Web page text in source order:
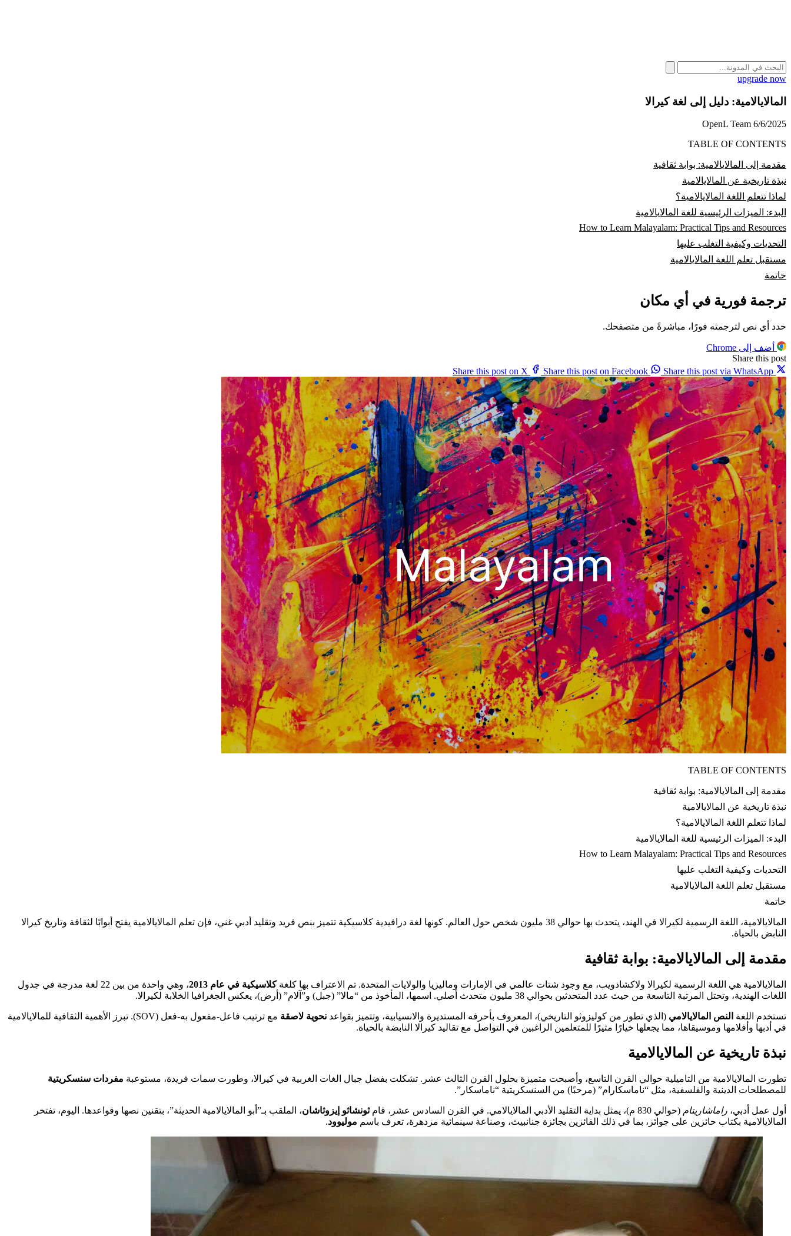
upgrade now
المالايالامية: دليل إلى لغة كيرالا
OpenL Team 6/6/2025
TABLE OF CONTENTS
مقدمة إلى المالايالامية: بوابة ثقافية
نبذة تاريخية عن المالايالامية
لماذا تتعلم اللغة المالايالامية؟
البدء: الميزات الرئيسية للغة المالايالامية
How to Learn Malayalam: Practical Tips and Resources
التحديات وكيفية التغلب عليها
مستقبل تعلم اللغة المالايالامية
خاتمة
ترجمة فورية في أي مكان
حدد أي نص لترجمته فورًا، مباشرةً من متصفحك.
أضف إلى Chrome
Share this post
Share this post on X
Share this post on Facebook Share this post via WhatsApp
TABLE OF CONTENTS
مقدمة إلى المالايالامية: بوابة ثقافية
نبذة تاريخية عن المالايالامية
لماذا تتعلم اللغة المالايالامية؟
البدء: الميزات الرئيسية للغة المالايالامية
How to Learn Malayalam: Practical Tips and Resources
التحديات وكيفية التغلب عليها
مستقبل تعلم اللغة المالايالامية
خاتمة
المالايالامية، اللغة الرسمية لكيرالا في الهند، يتحدث بها حوالي 38 مليون شخص حول العالم. كونها لغة درافيدية كلاسيكية تتميز بنص فريد وتقليد أدبي غني، فإن تعلم المالايالامية يفتح أبوابًا لثقافة وتاريخ كيرالا
النابض بالحياة.
مقدمة إلى المالايالامية: بوابة ثقافية
المالايالامية هي اللغة الرسمية لكيرالا ولاكشادويب، مع وجود شتات عالمي في الإمارات وماليزيا والولايات المتحدة. تم الاعتراف بها كلغةكلاسيكية في عام 2013
، وهي واحدة من بين 22 لغة مدرجة في جدول
اللغات الهندية، وتحتل المرتبة التاسعة من حيث عدد المتحدثين بحوالي 38 مليون متحدث أصلي. اسمها، المأخوذ من “مالا” (جبل) و”آلام” (أرض)، يعكس الجغرافيا الخلابة لكيرالا.
تستخدم اللغة النص المالايالامي (الذي تطور من كوليزوثو التاريخي)، المعروف بأحرفه المستديرة والانسيابية، وتتميز بقواعد نحوية لاصقة
مع ترتيب فاعل-مفعول به-فعل (SOV). تبرز الأهمية الثقافية للمالايالامية
في أدبها وأفلامها وموسيقاها، مما يجعلها خيارًا مثيرًا للمتعلمين الراغبين في التواصل مع تقاليد كيرالا النابضة بالحياة.
نبذة تاريخية عن المالايالامية
تطورت المالايالامية من التاميلية حوالي القرن التاسع، وأصبحت متميزة بحلول القرن الثالث عشر. تشكلت بفضل جبال الغات الغربية في كيرالا، وطورت سمات فريدة، مستوعبة مفردات سنسكريتية
للمصطلحات الدينية والفلسفية، مثل “ناماسكارام” (مرحبًا) من السنسكريتية “ناماسكار”.
أول عمل أدبي، راماشاريتام (حوالي 830 م)، يمثل بداية التقليد الأدبي المالايالامي. في القرن السادس عشر، قام ثونشاثو إيزوثاشان، الملقب بـ”أبو المالايالامية الحديثة”، بتقنين نصها وقواعدها. اليوم، تفتخر
المالايالامية بكتاب حائزين على جوائز، بما في ذلك الفائزين بجائزة جنانبيث، وصناعة سينمائية مزدهرة، تعرف باسم موليوود.